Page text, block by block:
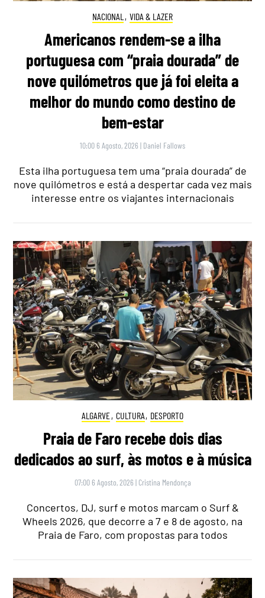
NACIONAL , VIDA & LAZER
Americanos rendem-se a ilha
portuguesa com “praia dourada” de
nove quilómetros que já foi eleita a
melhor do mundo como destino de
bem-estar
10:00 6 Agosto, 2026 | Daniel Fallows
Esta ilha portuguesa tem uma “praia dourada” de
nove quilómetros e está a despertar cada vez mais
interesse entre os viajantes internacionais
ALGARVE, CULTURA, DESPORTO
Praia de Faro recebe dois dias
dedicados ao surf, às motos e à música
07:00 6 Agosto, 2026 | Cristina Mendonça
Concertos, DJ, surf e motos marcam o Surf &
Wheels 2026, que decorre a 7 e 8 de agosto, na
Praia de Faro, com propostas para todos